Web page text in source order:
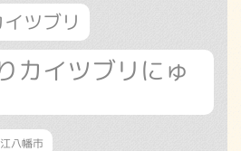
ツブリ
カイツブリにゅ
八幡市